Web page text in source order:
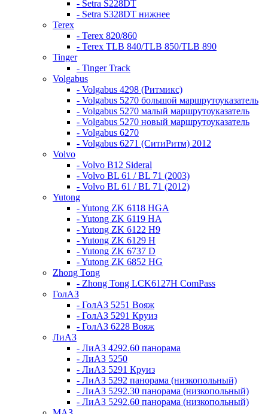
- Setra S228DT
- Setra S328DT нижнее
Terex
- Terex 820/860
- Terex TLB 840/TLB 850/TLB 890
Tinger
- Tinger Track
Volgabus
- Volgabus 4298 (Ритмикс)
- Volgabus 5270 большой маршрутоуказатель
- Volgabus 5270 малый маршрутоуказатель
- Volgabus 5270 новый маршрутоуказатель
- Volgabus 6270
- Volgabus 6271 (СитиРитм) 2012
Volvo
- Volvo B12 Sideral
- Volvo BL 61 / BL 71 (2003)
- Volvo BL 61 / BL 71 (2012)
Yutong
- Yutong ZK 6118 HGA
- Yutong ZK 6119 HA
- Yutong ZK 6122 H9
- Yutong ZK 6129 H
- Yutong ZK 6737 D
- Yutong ZK 6852 HG
Zhong Tong
- Zhong Tong LCK6127H ComPass
ГолАЗ
- ГолАЗ 5251 Вояж
- ГолАЗ 5291 Круиз
- ГолАЗ 6228 Вояж
ЛиАЗ
- ЛиАЗ 4292.60 панорама
- ЛиАЗ 5250
- ЛиАЗ 5291 Круиз
- ЛиАЗ 5292 панорама (низкопольный)
- ЛиАЗ 5292.30 панорама (низкопольный)
- ЛиАЗ 5292.60 панорама (низкопольный)